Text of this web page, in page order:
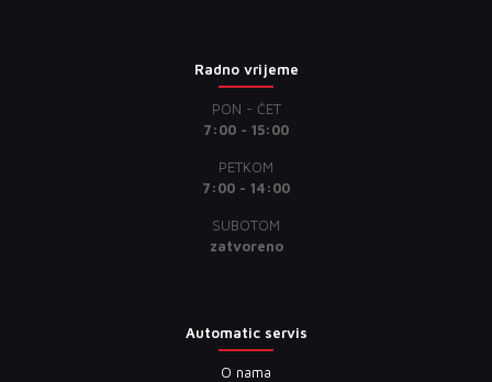
Radno vrijeme
PON - ČET
7:00 - 15:00
PETKOM
7:00 - 14:00
SUBOTOM
zatvoreno
Automatic servis
O nama